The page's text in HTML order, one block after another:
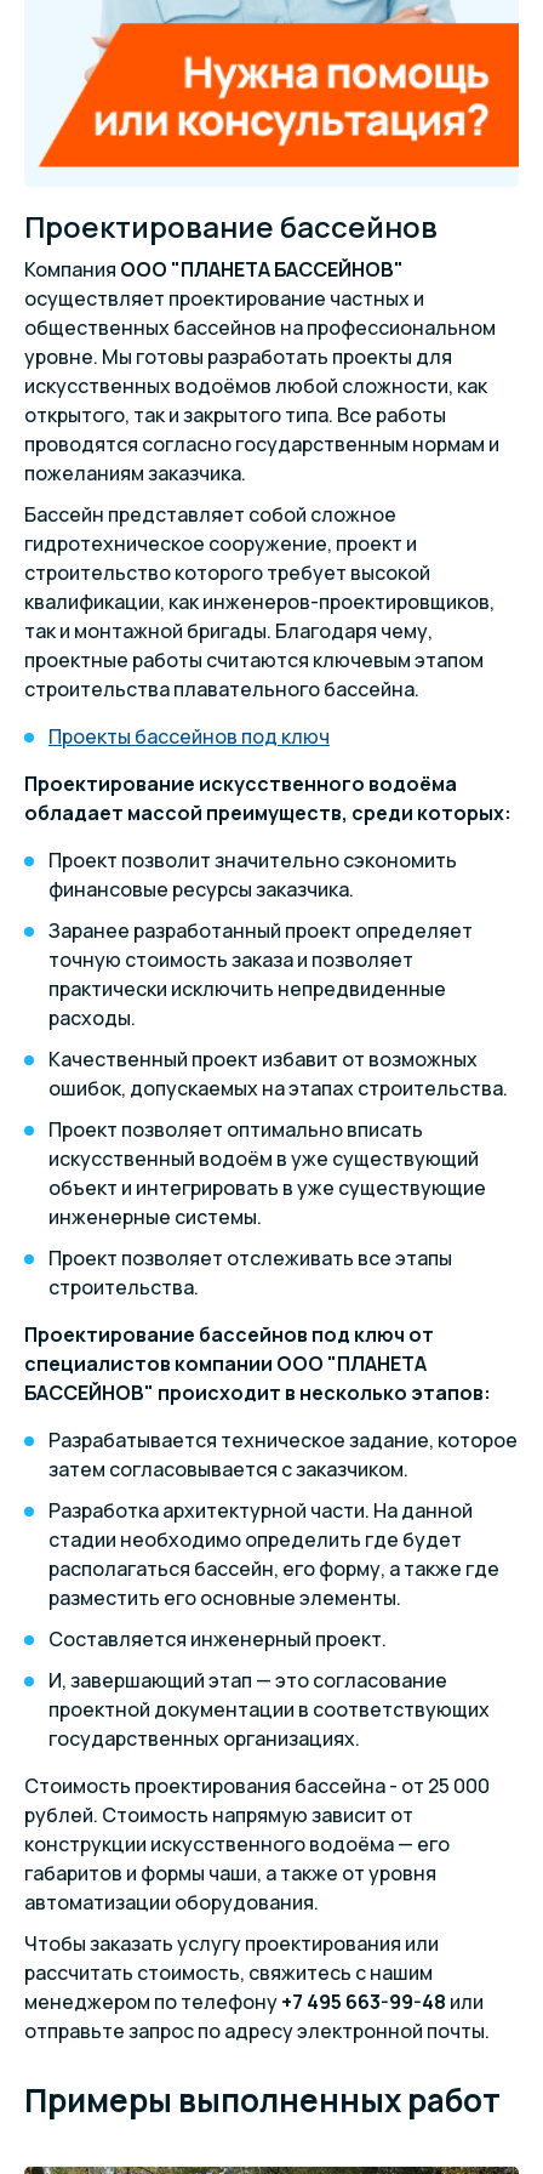
Проектирование бассейнов
Компания ООО "ПЛАНЕТА БАССЕЙНОВ"
осуществляет проектирование частных и
общественных бассейнов на профессиональном
уровне. Мы готовы разработать проекты для
искусственных водоёмов любой сложности, как
открытого, так и закрытого типа. Все работы
проводятся согласно государственным нормам и
пожеланиям заказчика.
Бассейн представляет собой сложное
гидротехническое сооружение, проект и
строительство которого требует высокой
квалификации, как инженеров-проектировщиков,
так и монтажной бригады. Благодаря чему,
проектные работы считаются ключевым этапом
строительства плавательного бассейна.
Проекты бассейнов под ключ
Проектирование искусственного водоёма
обладает массой преимуществ, среди которых:
Проект позволит значительно сэкономить
финансовые ресурсы заказчика.
Заранее разработанный проект определяет
точную стоимость заказа и позволяет
практически исключить непредвиденные
расходы.
Качественный проект избавит от возможных
ошибок, допускаемых на этапах строительства.
Проект позволяет оптимально вписать
искусственный водоём в уже существующий
объект и интегрировать в уже существующие
инженерные системы.
Проект позволяет отслеживать все этапы
строительства.
Проектирование бассейнов под ключ от
специалистов компании ООО "ПЛАНЕТА
БАССЕЙНОВ" происходит в несколько этапов:
Разрабатывается техническое задание, которое
затем согласовывается с заказчиком.
Разработка архитектурной части. На данной
стадии необходимо определить где будет
располагаться бассейн, его форму, а также где
разместить его основные элементы.
Составляется инженерный проект.
И, завершающий этап — это согласование
проектной документации в соответствующих
государственных организациях.
Стоимость проектирования бассейна - от 25 000
рублей. Стоимость напрямую зависит от
конструкции искусственного водоёма — его
габаритов и формы чаши, а также от уровня
автоматизации оборудования.
Чтобы заказать услугу проектирования или
рассчитать стоимость, свяжитесь с нашим
менеджером по телефону+7 495 663-99-48 или
отправьте запрос по адресу электронной почты.
Примеры выполненных работ